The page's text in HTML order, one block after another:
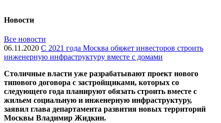
Новости
Все новости
06.11.2020 С 2021 года Москва обяжет инвесторов строить
инженерную инфраструктуру вместе с домами
Cтоличные власти уже разрабатывают проект нового
типового договора с застройщиками, которых со
следующего года планируют обязать строить вместе с
жильем социальную и инженерную инфраструктуру,
заявил глава департамента развития новых территорий
Москвы Владимир Жидкин.